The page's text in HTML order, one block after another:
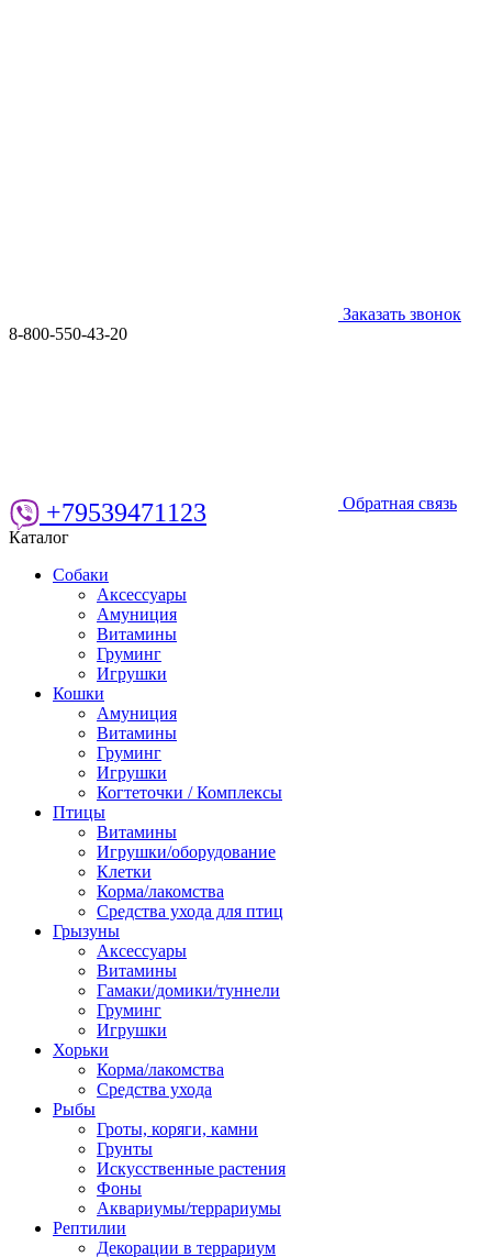
Заказать звонок
8-800-550-43-20
Обратная связь
+79539471123
Каталог
Собаки
Аксессуары
Амуниция
Витамины
Груминг
Игрушки
Кошки
Амуниция
Витамины
Груминг
Игрушки
Когтеточки / Комплексы
Птицы
Витамины
Игрушки/оборудование
Клетки
Корма/лакомства
Средства ухода для птиц
Грызуны
Аксессуары
Витамины
Гамаки/домики/туннели
Груминг
Игрушки
Хорьки
Корма/лакомства
Средства ухода
Рыбы
Гроты, коряги, камни
Грунты
Искусственные растения
Фоны
Аквариумы/террариумы
Рептилии
Декорации в террариум